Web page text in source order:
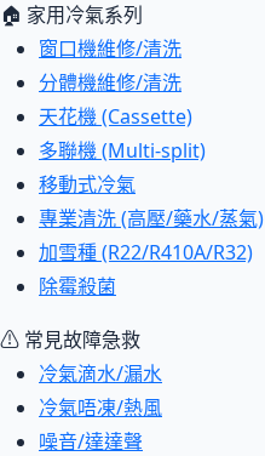
🏠 家用冷氣系列
窗口機維修/清洗
分體機維修/清洗
天花機 (Cassette)
多聯機 (Multi-split)
移動式冷氣
專業清洗 (高壓/藥水/蒸氣)
加雪種 (R22/R410A/R32)
除霉殺菌
⚠ 常見故障急救
冷氣滴水/漏水
冷氣唔凍/熱風
噪音/達達聲